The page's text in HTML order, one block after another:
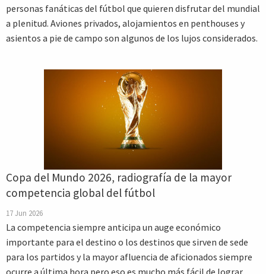
personas fanáticas del fútbol que quieren disfrutar del mundial
a plenitud. Aviones privados, alojamientos en penthouses y
asientos a pie de campo son algunos de los lujos considerados.
Copa del Mundo 2026, radiografía de la mayor
competencia global del fútbol
17 Jun 2026
La competencia siempre anticipa un auge económico
importante para el destino o los destinos que sirven de sede
para los partidos y la mayor afluencia de aficionados siempre
ocurre a última hora pero eso es mucho más fácil de lograr